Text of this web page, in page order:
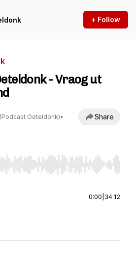
+ Follow
- Vraog ut
Oeteldonk)•
Share
to seek, Home/End to jump to
0:00 34:12